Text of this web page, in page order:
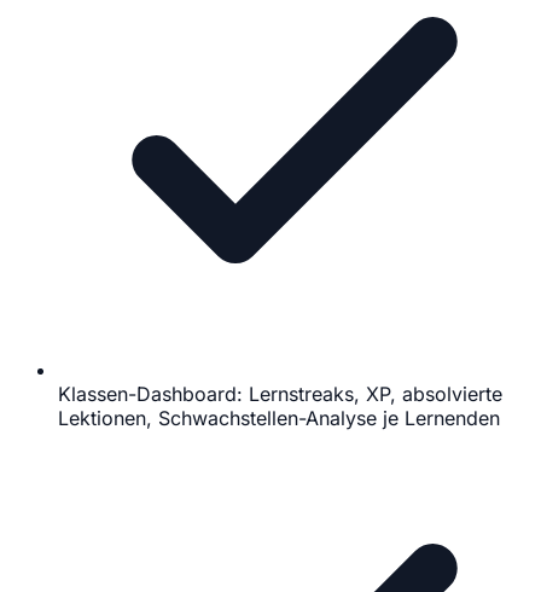
Klassen-Dashboard: Lernstreaks, XP, absolvierte
Lektionen, Schwachstellen-Analyse je Lernenden